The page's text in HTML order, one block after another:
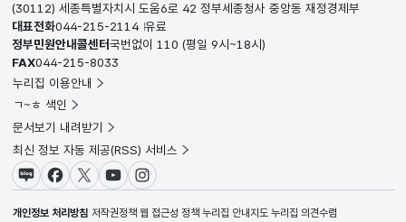
(30112) 세종특별자치시 도움6로 42 정부세종청사 중앙동 재정경제부
대표전화044-215-2114 유료
정부민원안내콜센터국번없이 110 (평일 9시~18시)
FAX044-215-8033
누리집 이용안내
ㄱ~ㅎ 색인
문서보기 내려받기
최신 정보 자동 제공(RSS) 서비스
블로그페이스북X(트위터)유튜브인스타그램
개인정보 처리방침 저작권정책 웹 접근성 정책 누리집 안내지도 누리집 의견수렴